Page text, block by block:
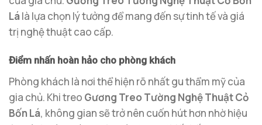
Lálà lựa chọn lý tưởng để mang đến sự tinh tế và giá
trị nghệ thuật cao cấp.
Điểm nhấn hoàn hảo cho phòng khách
Phòng khách là nơi thể hiện rõ nhất gu thẩm mỹ của
gia chủ. Khi treo Gương Treo Tường Nghệ Thuật Cỏ
Bốn Lá, không gian sẽ trở nên cuốn hút hơn nhờ hiệu